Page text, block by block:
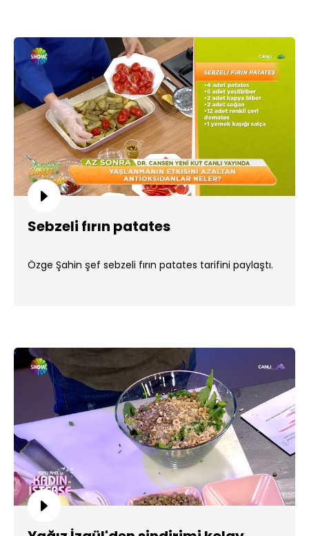
Sebzeli fırın patates
Özge Şahin şef sebzeli fırın patates tarifini paylaştı.